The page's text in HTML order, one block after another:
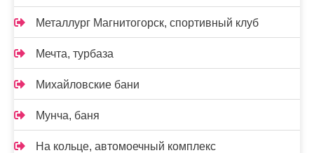
Металлург Магнитогорск, спортивный клуб
Мечта, турбаза
Михайловские бани
Мунча, баня
На кольце, автомоечный комплекс